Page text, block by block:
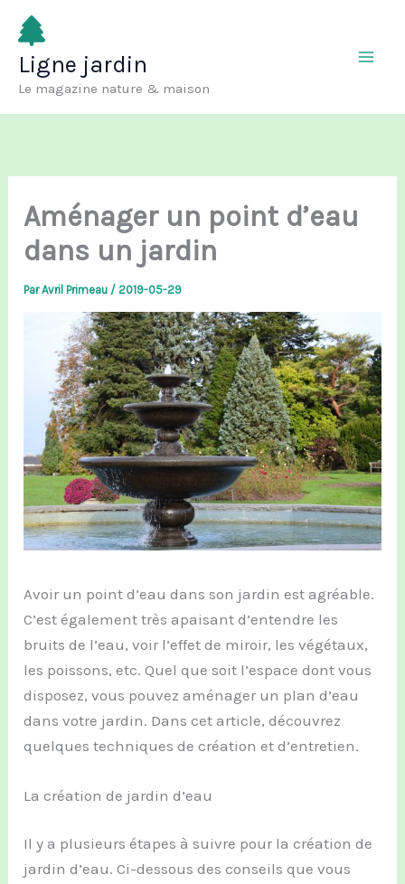
Aller
contenu
Ligne jardin
Le magazine nature & maison
Aménager un point d’eau
dans un jardin
ParAvril Primeau /2019-05-29
Avoir un point d’eau dans son jardin est agréable.
C’est également très apaisant d’entendre les
bruits de l’eau, voir l’effet de miroir, les végétaux,
les poissons, etc. Quel que soit l’espace dont vous
disposez, vous pouvez aménager un plan d’eau
dans votre jardin. Dans cet article, découvrez
quelques techniques de création et d’entretien.
La création de jardin d’eau
Il y a plusieurs étapes à suivre pour la création de
jardin d’eau. Ci-dessous des conseils que vous